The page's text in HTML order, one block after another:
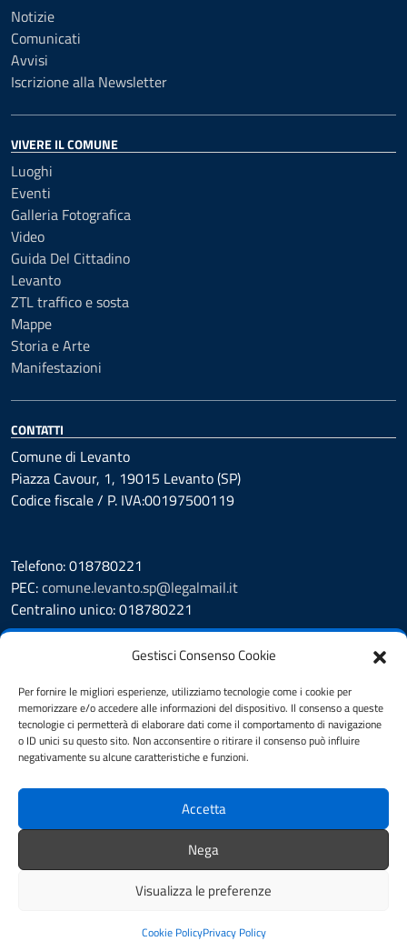
Gestisci Consenso Cookie
Per fornire le migliori esperienze, utilizziamo tecnologie come i cookie per
memorizzare e/o accedere alle informazioni del dispositivo. Il consenso a queste
tecnologie ci permetterà di elaborare dati come il comportamento di navigazione
o ID unici su questo sito. Non acconsentire o ritirare il consenso può influire
negativamente su alcune caratteristiche e funzioni.
Accetta
Nega
Visualizza le preferenze
Cookie PolicyPrivacy Policy
Notizie
Comunicati
Avvisi
Iscrizione alla Newsletter
VIVERE IL COMUNE
Luoghi
Eventi
Galleria Fotografica
Video
Guida Del Cittadino
Levanto
ZTL traffico e sosta
Mappe
Storia e Arte
Manifestazioni
CONTATTI
Comune di Levanto
Piazza Cavour, 1, 19015 Levanto (SP)
Codice fiscale / P. IVA:00197500119
Telefono: 018780221
PEC:comune.levanto.sp@legalmail.it
Centralino unico: 018780221
Prenotazione appuntamento
Segnalazione disservizio
Whistleblowing
Amministrazione Trasparente
Albo Pretorio
Informativa privacy
Dichiarazione di accessibilità
Feedback
Credits